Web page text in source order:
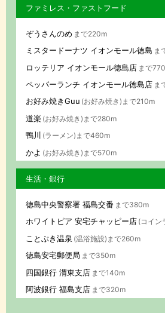
ファミレス・ファストフード
ぞうさんのめ まで220m
ミスタードーナツ イオンモール徳島 ま
ロッテリア イオンモール徳島店 まで
ペッパーランチ イオンモール徳島店 ま
お好み焼きGuu (お好み焼き)まで210m
道楽 (お好み焼き)まで280m
鴨川 (ラーメン)まで460m
かよ (お好み焼き)まで570m
生活・銀行
徳島中央警察署 福島交番 まで380m
ホワイトピア 安宅チャッピー店 (コイン
ことぶき温泉 (温浴施設)まで260m
徳島安宅郵便局 まで350m
四国銀行 渭東支店 まで140m
阿波銀行 福島支店 まで320m